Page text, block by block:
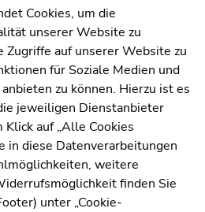
Cookies, um die
unserer Website zu
auf unserer Website zu
für Soziale Medien und
zu können. Hierzu ist es
jeweiligen Dienstanbieter
auf „Alle Cookies
in diese Datenverarbeitungen
weitere
finden Sie
unter „Cookie-